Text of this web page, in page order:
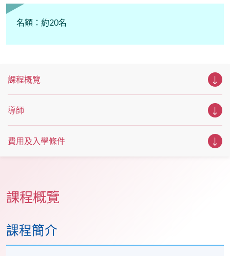
名額：約20名
課程概覽
導師
費用及入學條件
課程概覽
課程簡介